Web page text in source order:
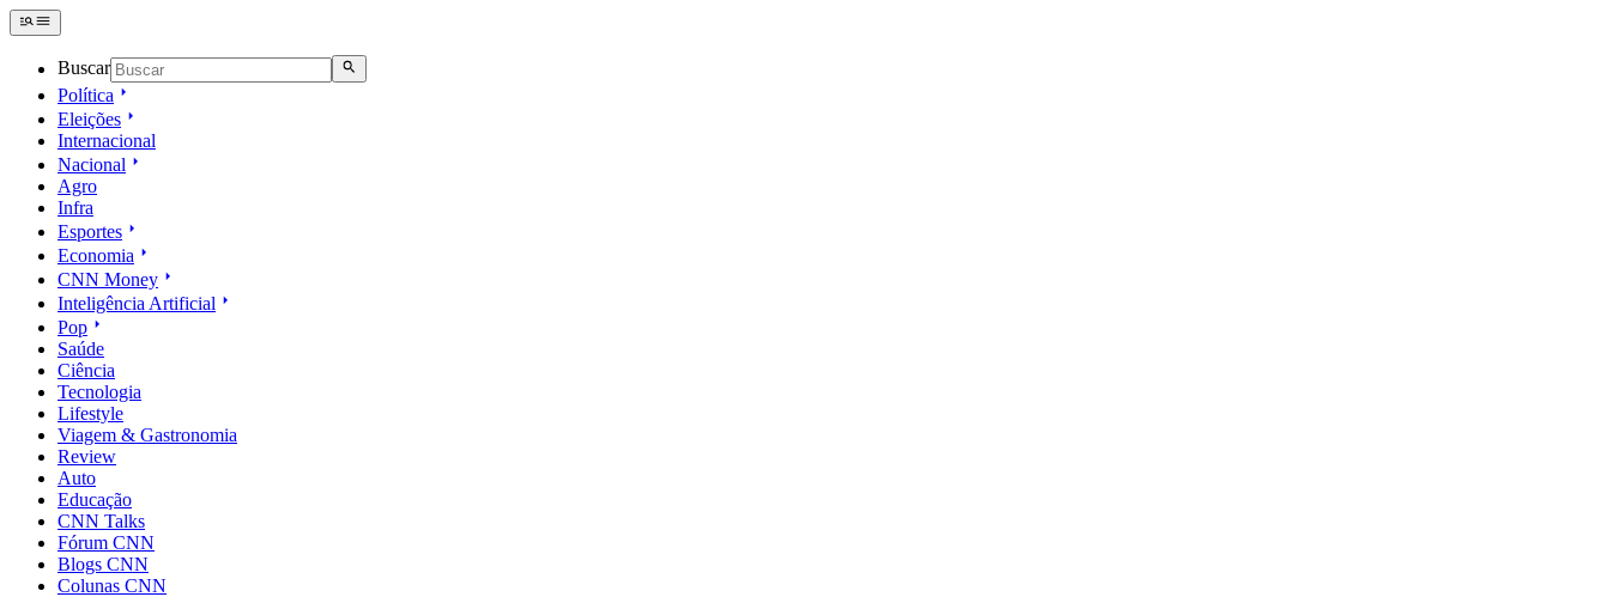
Buscar
Política
Eleições
Internacional
Nacional
Agro
Infra
Esportes
Economia
CNN Money
Inteligência Artificial
Pop
Saúde
Ciência
Tecnologia
Lifestyle
Viagem & Gastronomia
Review
Auto
Educação
CNN Talks
Fórum CNN
Blogs CNN
Colunas CNN